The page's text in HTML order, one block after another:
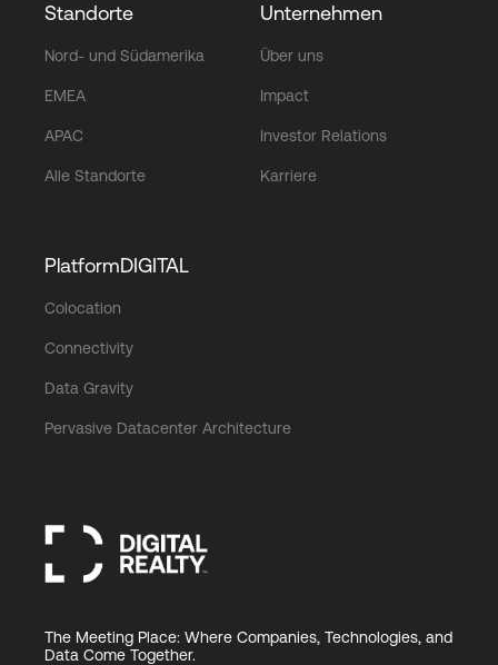
Standorte
Nord- und Südamerika
EMEA
APAC
Alle Standorte
Unternehmen
Über uns
Impact
Investor Relations
Karriere
PlatformDIGITAL
Colocation
Connectivity
Data Gravity
Pervasive Datacenter Architecture
The Meeting Place: Where Companies, Technologies, and
Data Come Together.